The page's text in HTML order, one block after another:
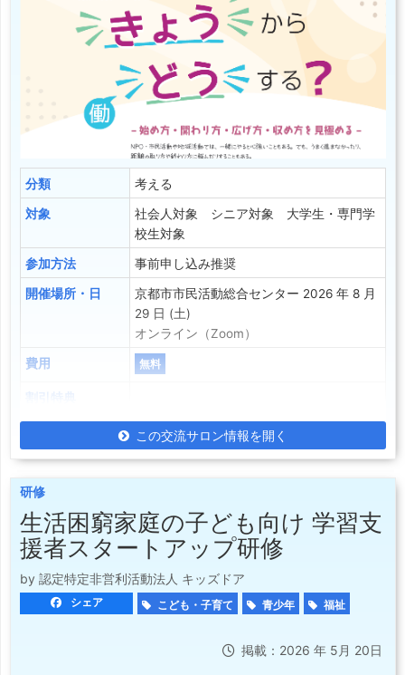
分類 考える
対象
社会人対象 シニア対象 大学生・専門学
校生対象
参加方法 事前申し込み推奨
開催場所・日
京都市市民活動総合センター 2026 年 8 月
29 日 (土)
オンライン（Zoom）
費用 無料
この交流サロン情報を開く
研修
生活困窮家庭の子ども向け 学習支
援者スタートアップ研修
by 認定特定非営利活動法人 キッズドア
シェア こども・子育て 青少年 福祉
掲載：2026 年 5月 20日